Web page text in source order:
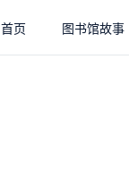
首页 图书馆故事